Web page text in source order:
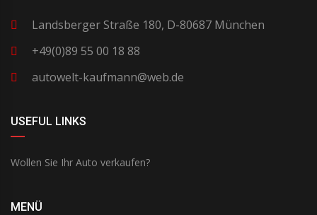
Landsberger Straße 180, D-80687 München
+49(0)89 55 00 18 88
autowelt-kaufmann@web.de
USEFUL LINKS
Wollen Sie Ihr Auto verkaufen?
MENÜ